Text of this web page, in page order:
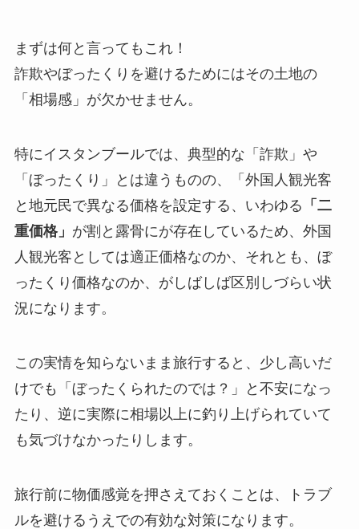
まずは何と言ってもこれ！
詐欺やぼったくりを避けるためにはその土地の
「相場感」が欠かせません。
特にイスタンブールでは、典型的な「詐欺」や
「ぼったくり」とは違うものの、「外国人観光客
と地元民で異なる価格を設定する、いわゆる 「二
重価格」 が割と露骨にが存在しているため、外国
人観光客としては適正価格なのか、それとも、ぼ
ったくり価格なのか、がしばしば区別しづらい状
況になります。
この実情を知らないまま旅行すると、少し高いだ
けでも「ぼったくられたのでは？」と不安になっ
たり、逆に実際に相場以上に釣り上げられていて
も気づけなかったりします。
旅行前に物価感覚を押さえておくことは、トラブ
ルを避けるうえでの有効な対策になります。